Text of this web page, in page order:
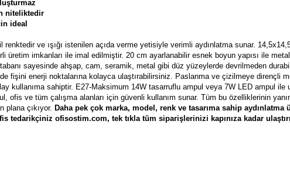
niteliktedir
ideal
renktedir ve ışığı istenilen açıda verme yetisiyle verimli aydınlatma sunar.
imkanları ile imal edilmiştir. 20 cm ayarlanabilir esnek boyun yapısı ile metal
sayesinde ahşap, cam, seramik, metal gibi düz yüzeylerde devrilmeden
fişini enerji noktalarına kolayca ulaştırabilirsiniz. Paslanma ve çizilmeye dirençli
kullanıma sahiptir. E27-Maksimum 14W tasarruflu ampul veya 7W LED ampul ile
ofis ve tüm çalışma alanları için güvenli kullanım sunar. Tüm bu özelliklerinin
plana çıkıyor. Daha pek çok marka, model, renk ve tasarıma sahip
tedarikçiniz ofisostim.com, tek tıkla tüm siparişlerinizi kapınıza kadar